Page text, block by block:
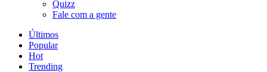
Quizz
Fale com a gente
Últimos
Popular
Hot
Trending